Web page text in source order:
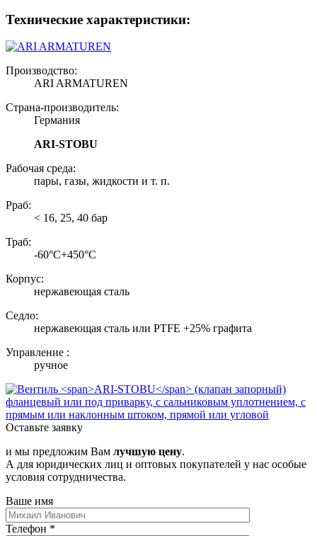
Технические характеристики:
Производство:
ARI ARMATUREN
Страна-производитель:
Германия
ARI-STOBU
Рабочая среда:
пары, газы, жидкости и т. п.
Рраб:
< 16, 25, 40 бар
Траб:
-60°С+450°С
Корпус:
нержавеющая сталь
Седло:
нержавеющая сталь или PTFE +25% графита
Управление :
ручное
Оставьте заявку
и мы предложим Вам лучшую цену.
А для юридических лиц и оптовых покупателей у нас особые
условия сотрудничества.
Ваше имя
Телефон *